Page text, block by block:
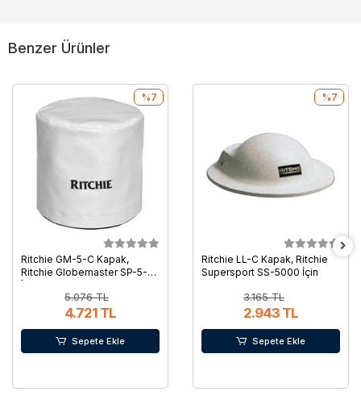
Benzer Ürünler
Ritchie GM-5-C Kapak,
Ritchie Globemaster SP-5-C
5.076 TL
4.721 TL
%7
Sepete Ekle
Ritchie LL-C Kapak, Ritchie
Supersport SS-5000 İçin
3.165 TL
2.943 TL
%7
Sepete Ekle